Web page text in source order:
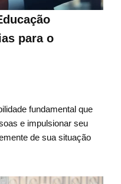
para o
fundamental que
e impulsionar seu
de sua situação